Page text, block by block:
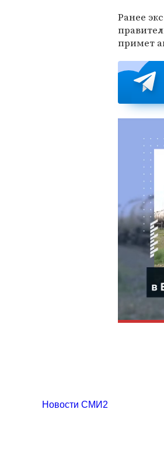
Ранее
примет
Новости СМИ2